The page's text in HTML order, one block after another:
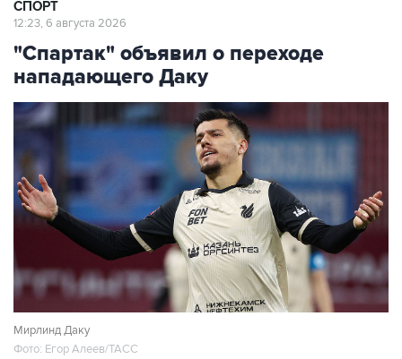
СПОРТ
12:23, 6 августа 2026
"Спартак" объявил о переходе
нападающего Даку
Мирлинд Даку
Фото: Егор Алеев/ТАСС